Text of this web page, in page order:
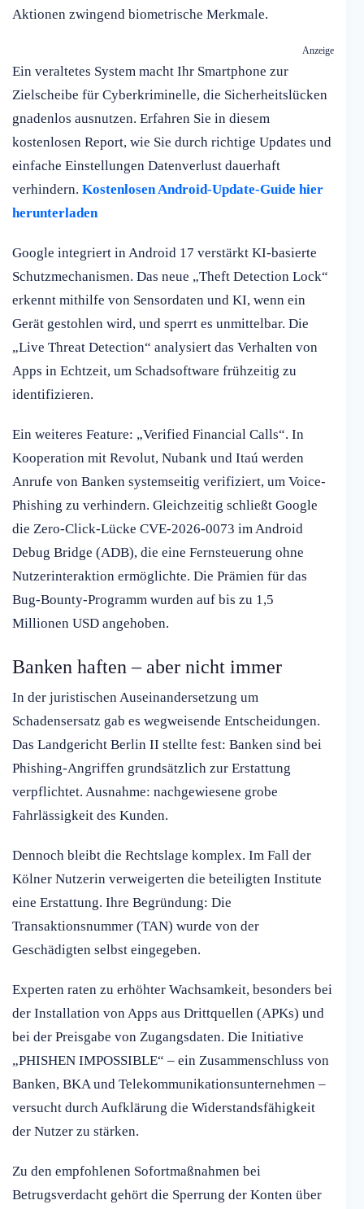
Aktionen zwingend biometrische Merkmale.
Anzeige
Ein veraltetes System macht Ihr Smartphone zur
Zielscheibe für Cyberkriminelle, die Sicherheitslücken
gnadenlos ausnutzen. Erfahren Sie in diesem
kostenlosen Report, wie Sie durch richtige Updates und
einfache Einstellungen Datenverlust dauerhaft
verhindern. Kostenlosen Android-Update-Guide hier
herunterladen
Google integriert in Android 17 verstärkt KI-basierte
Schutzmechanismen. Das neue „Theft Detection Lock“
erkennt mithilfe von Sensordaten und KI, wenn ein
Gerät gestohlen wird, und sperrt es unmittelbar. Die
„Live Threat Detection“ analysiert das Verhalten von
Apps in Echtzeit, um Schadsoftware frühzeitig zu
identifizieren.
Ein weiteres Feature: „Verified Financial Calls“. In
Kooperation mit Revolut, Nubank und Itaú werden
Anrufe von Banken systemseitig verifiziert, um Voice-
Phishing zu verhindern. Gleichzeitig schließt Google
die Zero-Click-Lücke CVE-2026-0073 im Android
Debug Bridge (ADB), die eine Fernsteuerung ohne
Nutzerinteraktion ermöglichte. Die Prämien für das
Bug-Bounty-Programm wurden auf bis zu 1,5
Millionen USD angehoben.
Banken haften – aber nicht immer
In der juristischen Auseinandersetzung um
Schadensersatz gab es wegweisende Entscheidungen.
Das Landgericht Berlin II stellte fest: Banken sind bei
Phishing-Angriffen grundsätzlich zur Erstattung
verpflichtet. Ausnahme: nachgewiesene grobe
Fahrlässigkeit des Kunden.
Dennoch bleibt die Rechtslage komplex. Im Fall der
Kölner Nutzerin verweigerten die beteiligten Institute
eine Erstattung. Ihre Begründung: Die
Transaktionsnummer (TAN) wurde von der
Geschädigten selbst eingegeben.
Experten raten zu erhöhter Wachsamkeit, besonders bei
der Installation von Apps aus Drittquellen (APKs) und
bei der Preisgabe von Zugangsdaten. Die Initiative
„PHISHEN IMPOSSIBLE“ – ein Zusammenschluss von
Banken, BKA und Telekommunikationsunternehmen –
versucht durch Aufklärung die Widerstandsfähigkeit
der Nutzer zu stärken.
Zu den empfohlenen Sofortmaßnahmen bei
Betrugsverdacht gehört die Sperrung der Konten über